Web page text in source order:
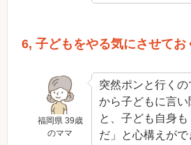
6, 子どもをやる気にさせてお
福岡県 39歳
のママ
突然ポンと行く
から子どもに言い
と、子ども自身
だ」と心構えが